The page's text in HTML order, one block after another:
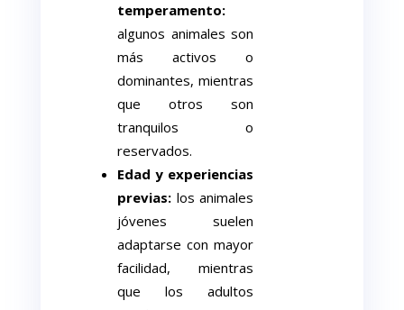
temperamento:
algunos animales son
más activos o
dominantes, mientras
que otros son
tranquilos o
reservados.
Edad y experiencias
previas: los animales
jóvenes suelen
adaptarse con mayor
facilidad, mientras
que los adultos